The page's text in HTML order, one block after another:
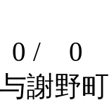
0 / 0
謝野町